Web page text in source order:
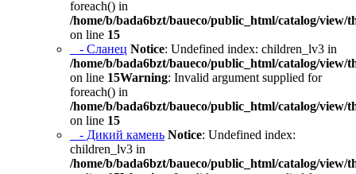
foreach() in
/home/b/bada6bzt/baueco/public_html/catalog/view/
on line 15
- Сланец Notice: Undefined index: children_lv3 in
/home/b/bada6bzt/baueco/public_html/catalog/view/
on line 15Warning: Invalid argument supplied for
foreach() in
/home/b/bada6bzt/baueco/public_html/catalog/view/
on line 15
- Дикий камень Notice: Undefined index:
children_lv3 in
/home/b/bada6bzt/baueco/public_html/catalog/view/